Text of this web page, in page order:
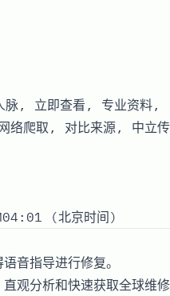
, 立即查看, 专业资料,
络爬取, 对比来源, 中立传
(北京时间)
音指导进行修复。
观分析和快速获取全球维修